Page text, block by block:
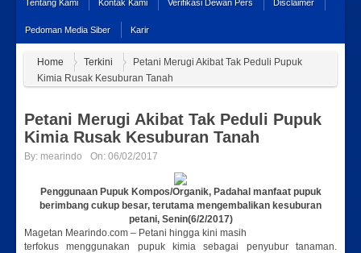
Tentang Kami Kontak Kami Verifikasi Dewan Pers Disclaimer
Pedoman Media Siber Karir
Home Terkini
Petani Merugi Akibat Tak Peduli Pupuk
Kimia Rusak Kesuburan Tanah
Petani Merugi Akibat Tak Peduli Pupuk
Kimia Rusak Kesuburan Tanah
By: mearindo On: 06/02/2017
PenggunaanPupuk Kompos/Organik, Padahal manfaat pupuk
berimbang cukup besar, terutama mengembalikan kesuburan
petani, Senin(6/2/2017)
Magetan Mearindo.com – Petani hingga kini masih
terfokus menggunakan pupuk kimia sebagai penyubur tanaman.